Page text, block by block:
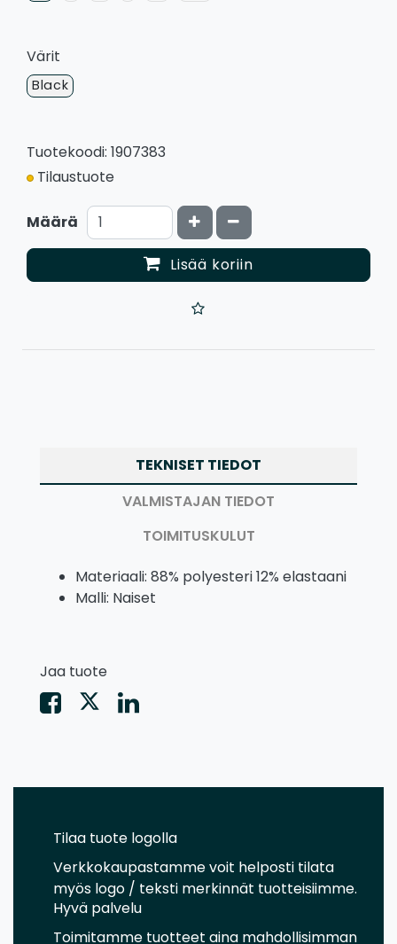
Värit
Black
Tuotekoodi: 1907383
Tilaustuote
Määrä Kasvata määrää
Vähennä määrää
Lisää koriin
TEKNISET TIEDOT
VALMISTAJAN TIEDOT
TOIMITUSKULUT
Materiaali: 88% polyesteri 12% elastaani
Malli: Naiset
Jaa tuote
Tilaa tuote logolla
Verkkokaupastamme voit helposti tilata
myös logo / teksti merkinnät tuotteisiimme.
Hyvä palvelu
Toimitamme tuotteet aina mahdollisimman